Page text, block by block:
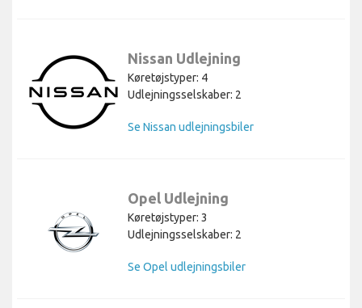
Nissan Udlejning
Køretøjstyper: 4
Udlejningsselskaber: 2
Se Nissan udlejningsbiler
Opel Udlejning
Køretøjstyper: 3
Udlejningsselskaber: 2
Se Opel udlejningsbiler